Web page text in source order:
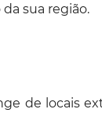
sua região.
de locais